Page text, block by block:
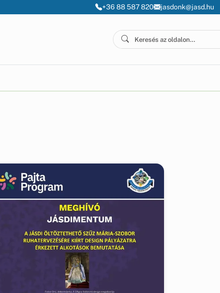
+36 88 587 820 jasdonk@jasd.hu